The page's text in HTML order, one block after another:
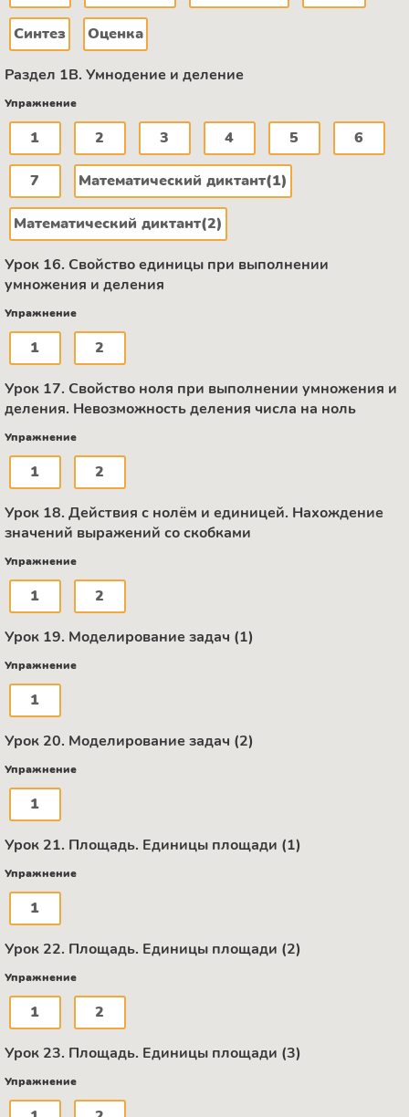
Синтез Оценка
Раздел 1В. Умнодение и деление
Упражнение
1 2 3 4 5 6
7 Математический диктант(1)
Математический диктант(2)
Урок 16. Свойство единицы при выполнении
умножения и деления
Упражнение
1 2
Урок 17. Свойство ноля при выполнении умножения и
деления. Невозможность деления числа на ноль
Упражнение
1 2
Урок 18. Действия с нолём и единицей. Нахождение
значений выражений со скобками
Упражнение
1 2
Урок 19. Моделирование задач (1)
Упражнение
1
Урок 20. Моделирование задач (2)
Упражнение
1
Урок 21. Площадь. Единицы площади (1)
Упражнение
1
Урок 22. Площадь. Единицы площади (2)
Упражнение
1 2
Урок 23. Площадь. Единицы площади (3)
Упражнение